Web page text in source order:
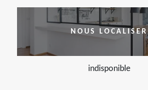
NOUS LOCALISER
indisponible